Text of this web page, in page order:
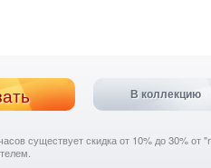
В коллекцию
существует скидка от 10% до 30% от